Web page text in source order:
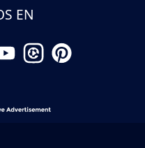
EN